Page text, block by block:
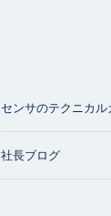
センサのテクニカル
社長ブログ